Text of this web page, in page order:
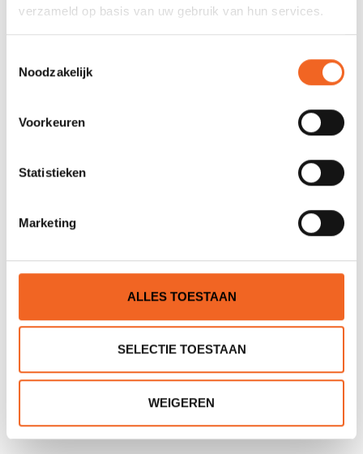
verzameld op basis van uw gebruik van hun services.
Noodzakelijk
Voorkeuren
Statistieken
Marketing
ALLES TOESTAAN
SELECTIE TOESTAAN
WEIGEREN
0 sterren op basis van 0 beoordelingen
GERELATEERDE PRODUCTEN
GATZ MOHAWK 470, GFK GREY OWL SCOUT